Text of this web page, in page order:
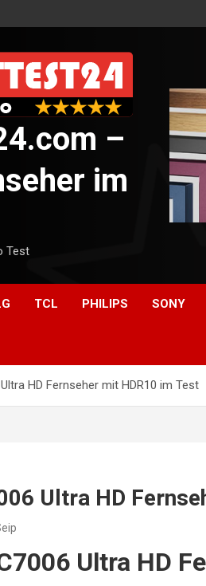
–
im
Test
TCL PHILIPS SONY
HD Fernseher mit HDR10 im Test
Ultra HD
Ultra HD